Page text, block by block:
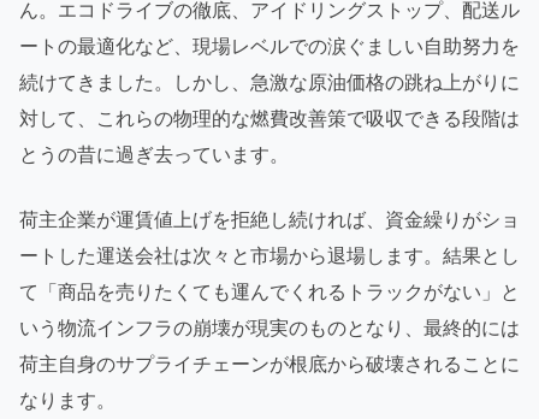
ん。エコドライブの徹底、アイドリングストップ、配送ル
ートの最適化など、現場レベルでの涙ぐましい自助努力を
続けてきました。しかし、急激な原油価格の跳ね上がりに
対して、これらの物理的な燃費改善策で吸収できる段階は
とうの昔に過ぎ去っています。
荷主企業が運賃値上げを拒絶し続ければ、資金繰りがショ
ートした運送会社は次々と市場から退場します。結果とし
て「商品を売りたくても運んでくれるトラックがない」と
いう物流インフラの崩壊が現実のものとなり、最終的には
荷主自身のサプライチェーンが根底から破壊されることに
なります。